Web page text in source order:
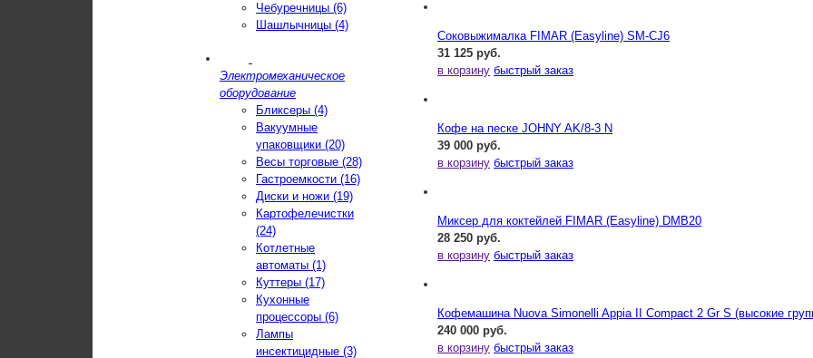
Соковыжималка FIMAR (Easyline) SM-CJ6
31 125 руб.
в корзину быстрый заказ
Кофе на песке JOHNY AK/8-3 N
39 000 руб.
в корзину быстрый заказ
Миксер для коктейлей FIMAR (Easyline) DMB20
28 250 руб.
в корзину быстрый заказ
Кофемашина Nuova Simonelli Appia II Compact 2 Gr S (высокие
240 000 руб.
в корзину быстрый заказ
Чебуречницы (6)
Шашлычницы (4)
Электромеханическое
оборудование
Бликсеры (4)
Вакуумные
упаковщики (20)
Весы торговые (28)
Гастроемкости (16)
Диски и ножи (19)
Картофелечистки
(24)
Котлетные
автоматы (1)
Куттеры (17)
Кухонные
процессоры (6)
Лампы
инсектицидные (3)